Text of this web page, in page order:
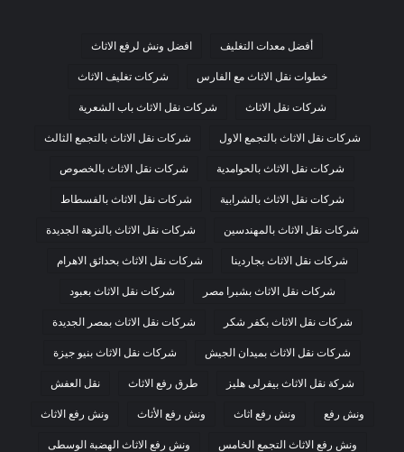
أفضل معدات التغليف افضل ونش لرفع الاثاث
خطوات نقل الاثاث مع الفارس شركات تغليف الاثاث
شركات نقل الاثاث شركات نقل الاثاث باب الشعرية
شركات نقل الاثاث بالتجمع الاول شركات نقل الاثاث بالتجمع الثالث
شركات نقل الاثاث بالحوامدية شركات نقل الاثاث بالخصوص
شركات نقل الاثاث بالشرابية شركات نقل الاثاث بالفسطاط
شركات نقل الاثاث بالمهندسين شركات نقل الاثاث بالنزهة الجديدة
شركات نقل الاثاث بجاردينا شركات نقل الاثاث بحدائق الاهرام
شركات نقل الاثاث بشبرا مصر شركات نقل الاثاث بعبود
شركات نقل الاثاث بكفر شكر شركات نقل الاثاث بمصر الجديدة
شركات نقل الاثاث بميدان الجيش شركات نقل الاثاث بنيو جيزة
شركة نقل الاثاث بيفرلى هليز طرق رفع الاثاث نقل العفش
ونش رفع ونش رفع اثاث ونش رفع الأثاث ونش رفع الاثاث
ونش رفع الاثاث التجمع الخامس ونش رفع الاثاث الهضبة الوسطى